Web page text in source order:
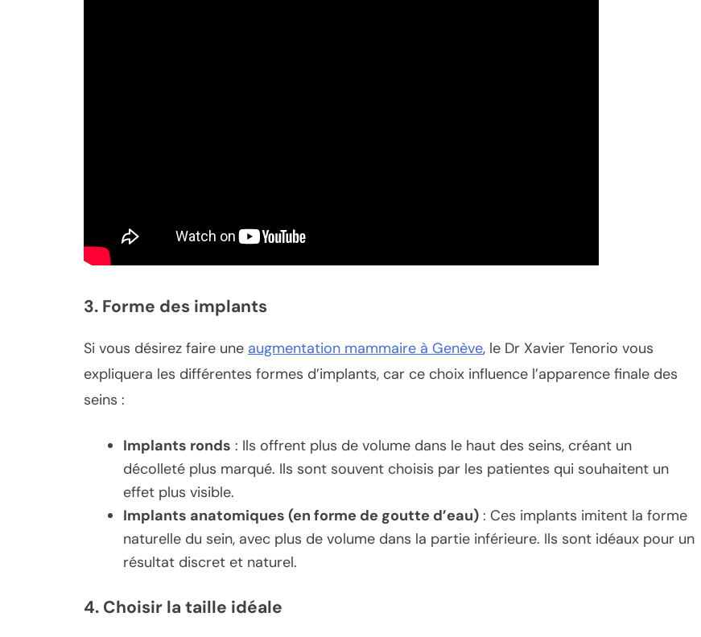
3. Forme des implants
Si vous désirez faire une augmentation mammaire à Genève, le Dr Xavier Tenorio vous
expliquera les différentes formes d’implants, car ce choix influence l’apparence finale des
seins :
Implants ronds : Ils offrent plus de volume dans le haut des seins, créant un
décolleté plus marqué. Ils sont souvent choisis par les patientes qui souhaitent un
effet plus visible.
Implants anatomiques (en forme de goutte d’eau) : Ces implants imitent la forme
naturelle du sein, avec plus de volume dans la partie inférieure. Ils sont idéaux pour un
résultat discret et naturel.
4. Choisir la taille idéale